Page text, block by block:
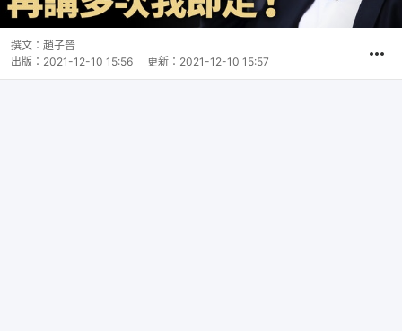
撰文： 趙子晉
出版： 2021-12-10 15:56 更新： 2021-12-10 15:57